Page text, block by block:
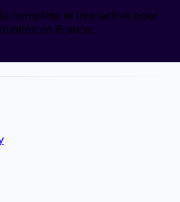
complète et interactive pour
en France.